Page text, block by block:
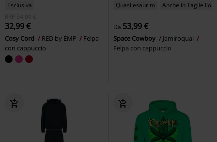
Esclusiva
RRP
34,99 €
32,99 €
Cosy Cord RED by EMP
Felpa
con cappuccio
Quasi esaurito Anche in Taglie Forti
Da 53,99 €
Space Cowboy
Jamiroquai
Felpa con cappuccio